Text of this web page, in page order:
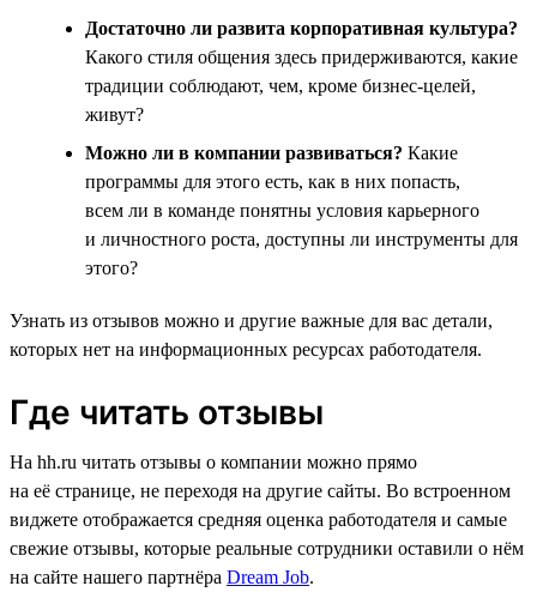
Достаточно ли развита корпоративная культура?
Какого стиля общения здесь придерживаются, какие
традиции соблюдают, чем, кроме бизнес-целей,
живут?
Можно ли в компании развиваться? Какие
программы для этого есть, как в них попасть,
всем ли в команде понятны условия карьерного
и личностного роста, доступны ли инструменты для
этого?
Узнать из отзывов можно и другие важные для вас детали,
которых нет на информационных ресурсах работодателя.
Где читать отзывы
На hh.ru читать отзывы о компании можно прямо
на её странице, не переходя на другие сайты. Во встроенном
виджете отображается средняя оценка работодателя и самые
свежие отзывы, которые реальные сотрудники оставили о нём
на сайте нашего партнёра Dream Job.